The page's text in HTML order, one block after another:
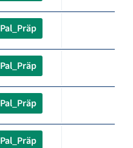
Pal_Präp
Pal_Präp
Pal_Präp
Pal_Präp